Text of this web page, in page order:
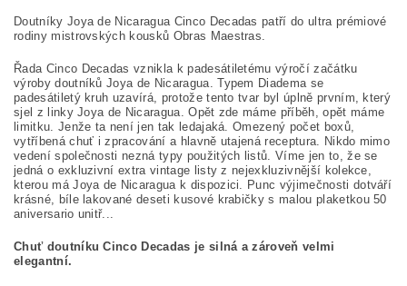
Doutníky Joya de Nicaragua Cinco Decadas patří do ultra prémiové
rodiny mistrovských kousků Obras Maestras.
Řada Cinco Decadas vznikla k padesátiletému výročí začátku
výroby doutníků Joya de Nicaragua. Typem Diadema se
padesátiletý kruh uzavírá, protože tento tvar byl úplně prvním, který
sjel z linky Joya de Nicaragua. Opět zde máme příběh, opět máme
limitku. Jenže ta není jen tak ledajaká. Omezený počet boxů,
vytříbená chuť i zpracování a hlavně utajená receptura. Nikdo mimo
vedení společnosti nezná typy použitých listů. Víme jen to, že se
jedná o exkluzivní extra vintage listy z nejexkluzivnější kolekce,
kterou má Joya de Nicaragua k dispozici. Punc výjimečnosti dotváří
krásné, bíle lakované deseti kusové krabičky s malou plaketkou 50
aniversario unitř...
Chuť doutníku Cinco Decadas je silná a zároveň velmi
elegantní.